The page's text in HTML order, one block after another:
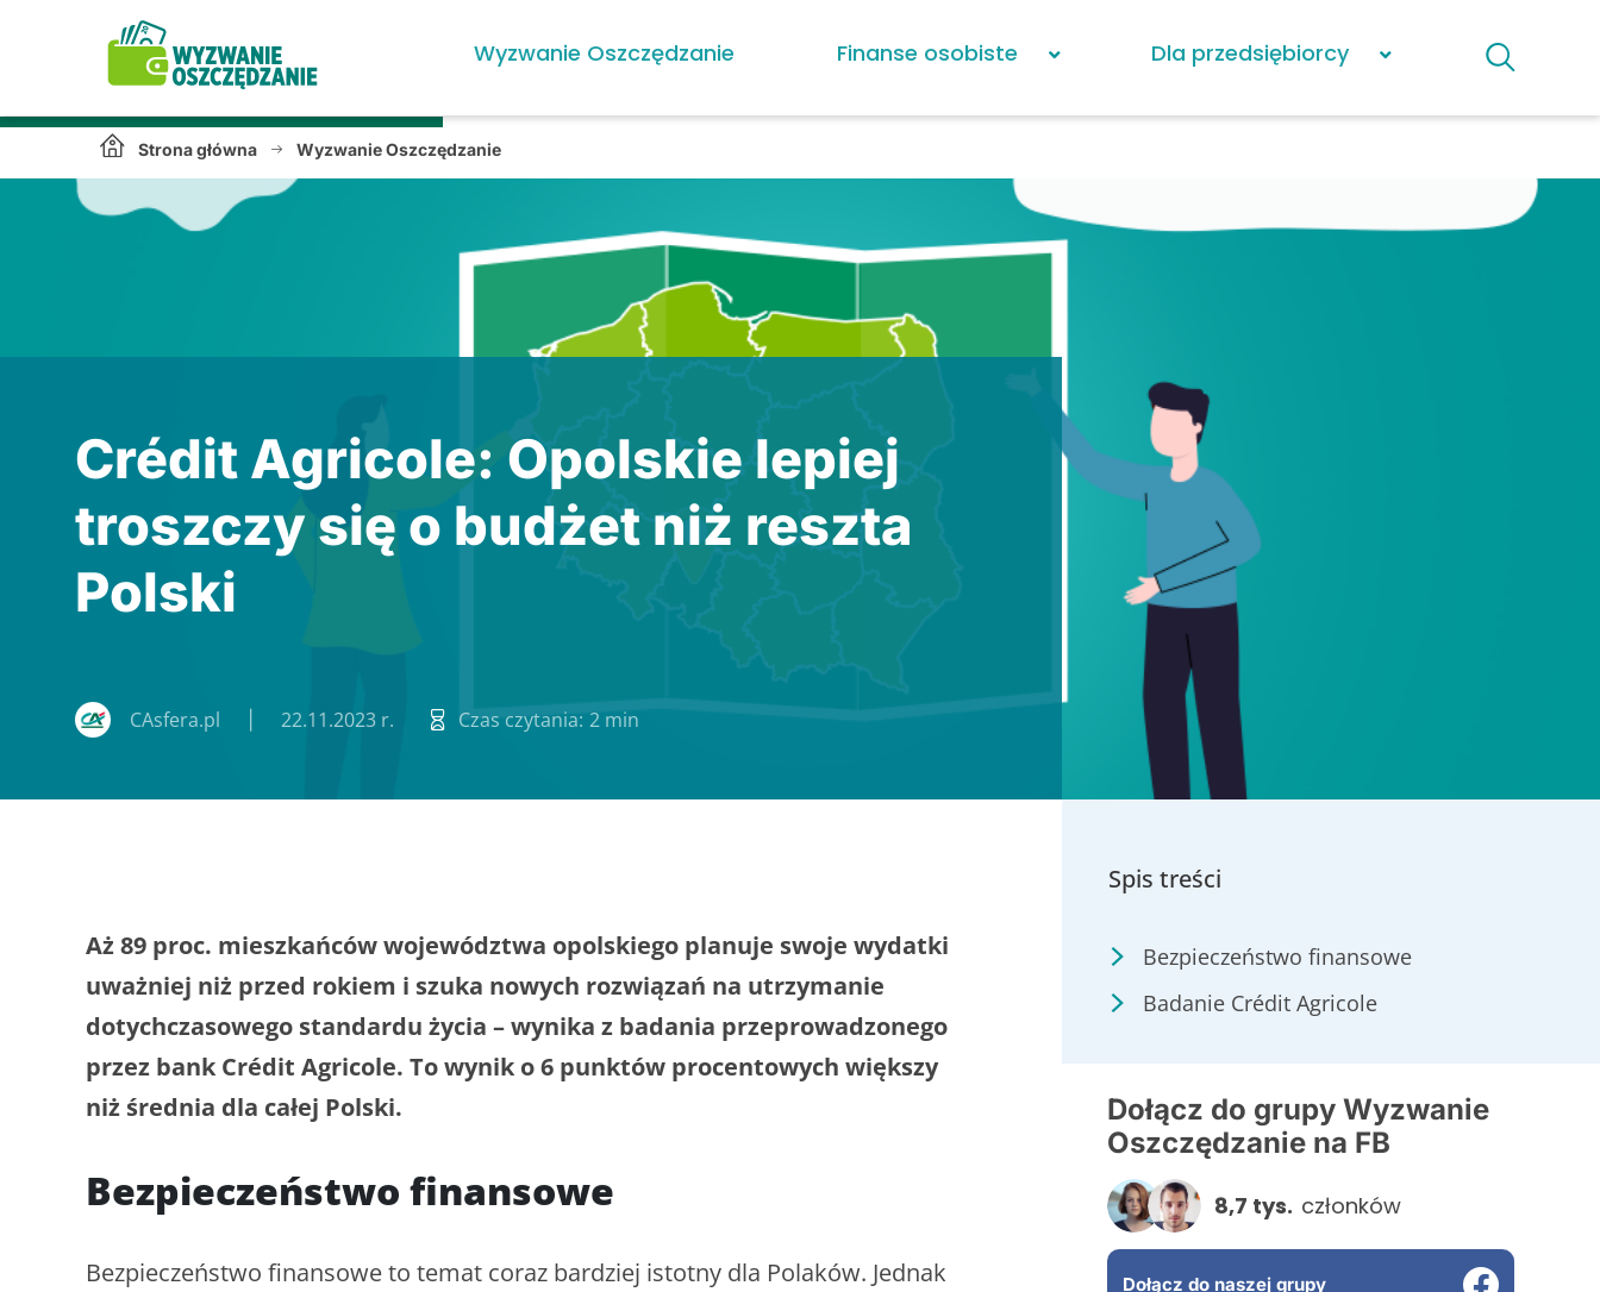
Wyzwanie Oszczędzanie Finanse osobiste Dla przedsiębiorcy
Strona główna Wyzwanie Oszczędzanie
Crédit Agricole: Opolskie lepiej
troszczy się o budżet niż reszta
Polski
CAsfera.pl 22.11.2023 r. Czas czytania: 2 min
Spis treści
Bezpieczeństwo finansowe
Badanie Crédit Agricole
Dołącz do grupy Wyzwanie
Oszczędzanie na FB
Dołącz do naszej grupy
8,7 tys. członków
Aż 89 proc. mieszkańców województwa opolskiego planuje swoje wydatki
uważniej niż przed rokiem i szuka nowych rozwiązań na utrzymanie
dotychczasowego standardu życia – wynika z badania przeprowadzonego
przez bank Crédit Agricole. To wynik o 6 punktów procentowych większy
niż średnia dla całej Polski.
Bezpieczeństwo finansowe
Bezpieczeństwo finansowe to temat coraz bardziej istotny dla Polaków. Jednak